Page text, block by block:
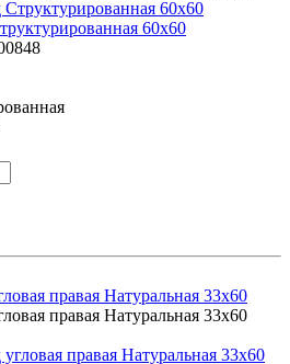
60x60
правая Натуральная 33x60
правая Натуральная 33x60